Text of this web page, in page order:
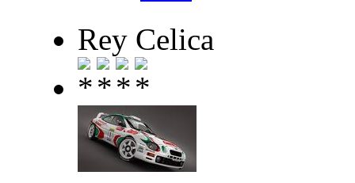
Rey Celica